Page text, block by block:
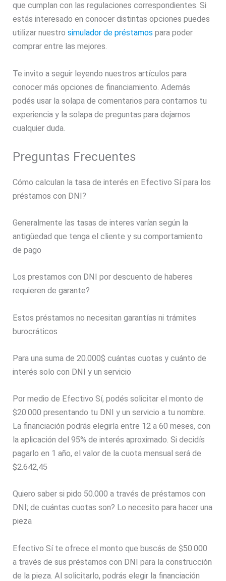
que cumplan con las regulaciones correspondientes. Si
estás interesado en conocer distintas opciones puedes
utilizar nuestrosimulador de préstamos para poder
comprar entre las mejores.
Te invito a seguir leyendo nuestros artículos para
conocer más opciones de financiamiento. Además
podés usar la solapa de comentarios para contarnos tu
experiencia y la solapa de preguntas para dejarnos
cualquier duda.
Preguntas Frecuentes
Cómo calculan la tasa de interés en Efectivo Sí para los
préstamos con DNI?
Generalmente las tasas de interes varían según la
antigüedad que tenga el cliente y su comportamiento
de pago
Los prestamos con DNI por descuento de haberes
requieren de garante?
Estos préstamos no necesitan garantías ni trámites
burocráticos
Para una suma de 20.000$ cuántas cuotas y cuánto de
interés solo con DNI y un servicio
Por medio de Efectivo Sí, podés solicitar el monto de
$20.000 presentando tu DNI y un servicio a tu nombre.
La financiación podrás elegirla entre 12 a 60 meses, con
la aplicación del 95% de interés aproximado. Si decidís
pagarlo en 1 año, el valor de la cuota mensual será de
$2.642,45
Quiero saber si pido 50.000 a través de préstamos con
DNI; de cuántas cuotas son? Lo necesito para hacer una
pieza
Efectivo Sí te ofrece el monto que buscás de $50.000
a través de sus préstamos con DNI para la construcción
de la pieza. Al solicitarlo, podrás elegir la financiación